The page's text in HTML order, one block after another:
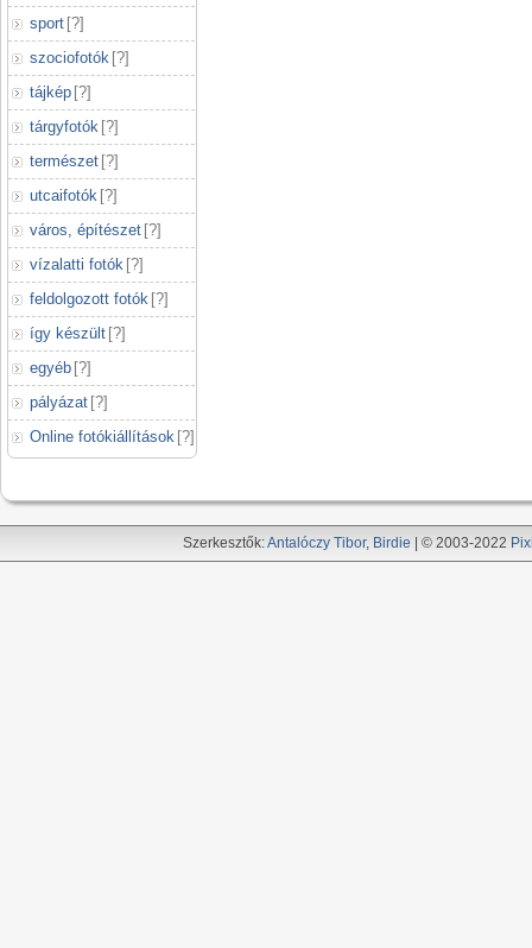
sport [?]
szociofotók [?]
tájkép [?]
tárgyfotók [?]
természet [?]
utcaifotók [?]
város, építészet [?]
vízalatti fotók [?]
feldolgozott fotók [?]
így készült [?]
egyéb [?]
pályázat [?]
Online fotókiállítások [?]
Szerkesztők:Antalóczy Tibor, Birdie | © 2003-2022